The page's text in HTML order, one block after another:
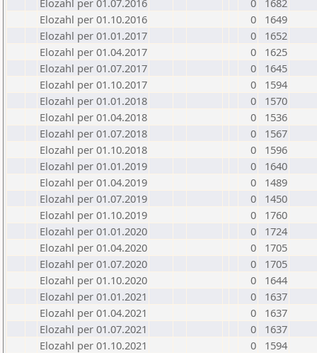
Elozahl per 01.07.2016
0
1682
Elozahl per 01.10.2016
0
1649
Elozahl per 01.01.2017
0
1652
Elozahl per 01.04.2017
0
1625
Elozahl per 01.07.2017
0
1645
Elozahl per 01.10.2017
0
1594
Elozahl per 01.01.2018
0
1570
Elozahl per 01.04.2018
0
1536
Elozahl per 01.07.2018
0
1567
Elozahl per 01.10.2018
0
1596
Elozahl per 01.01.2019
0
1640
Elozahl per 01.04.2019
0
1489
Elozahl per 01.07.2019
0
1450
Elozahl per 01.10.2019
0
1760
Elozahl per 01.01.2020
0
1724
Elozahl per 01.04.2020
0
1705
Elozahl per 01.07.2020
0
1705
Elozahl per 01.10.2020
0
1644
Elozahl per 01.01.2021
0
1637
Elozahl per 01.04.2021
0
1637
Elozahl per 01.07.2021
0
1637
Elozahl per 01.10.2021
0
1594